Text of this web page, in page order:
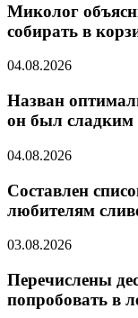
Миколог
собирать в
04.08.2026
Назван
он был сладким
04.08.2026
Составлен
любителям
03.08.2026
Перечислены
попробовать в